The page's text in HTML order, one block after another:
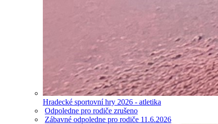
Hradecké sportovní hry 2026 - atletika
Odpoledne pro rodiče zrušeno
Zábavné odpoledne pro rodiče 11.6.2026